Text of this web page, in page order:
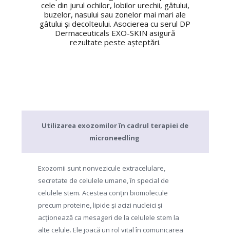
cele din jurul ochilor, lobilor urechii, gâtului,
buzelor, nasului sau zonelor mai mari ale
gâtului și decolteului. Asocierea cu serul DP
Dermaceuticals EXO-SKIN asigură
rezultate peste așteptări.
Utilizarea exozomilor în cadrul terapiei de
microneedling
Exozomii sunt nonvezicule extracelulare,
secretate de celulele umane, în special de
celulele stem. Acestea conțin biomolecule
precum proteine, lipide și acizi nucleici și
acționează ca mesageri de la celulele stem la
alte celule. Ele joacă un rol vital în comunicarea